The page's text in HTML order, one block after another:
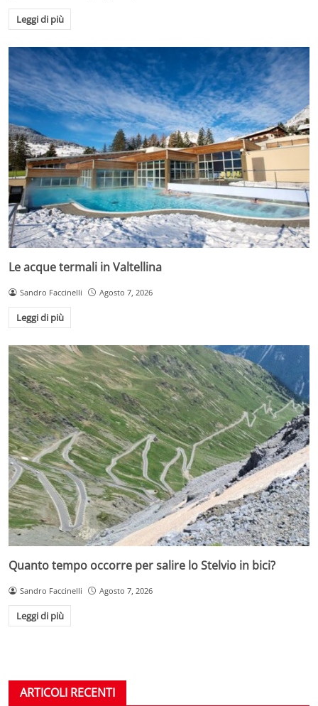
Leggi di più
Le acque termali in Valtellina
Sandro Faccinelli Agosto 7, 2026
Leggi di più
Quanto tempo occorre per salire lo Stelvio in bici?
Sandro Faccinelli Agosto 7, 2026
Leggi di più
ARTICOLI RECENTI